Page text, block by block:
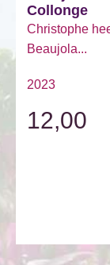
Collonge
Christophe
Beaujola...
2023
12,00